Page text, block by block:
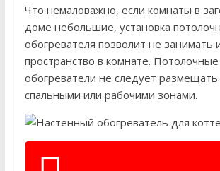
Что немаловажно, если комнаты в
доме небольшие, установка
обогревателя позволит не
пространство в комнате. Потолочные
обогреватели не следует
спальными или рабочими зонами.